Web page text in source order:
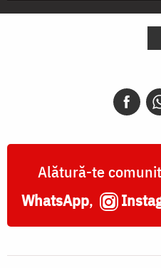
Icoana
(Kupiatici)
Alătură-te
WhatsApp,